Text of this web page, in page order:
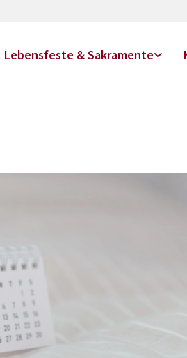
Lebensfeste & Sakramente